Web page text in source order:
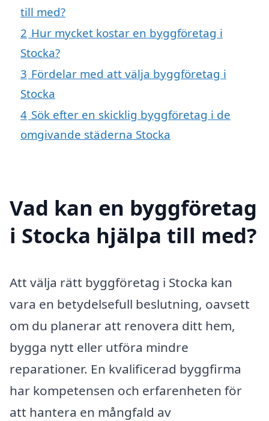
till med?
2 Hur mycket kostar en byggföretag i
Stocka?
3 Fördelar med att välja byggföretag i
Stocka
4 Sök efter en skicklig byggföretag i de
omgivande städerna Stocka
Vad kan en byggföretag
i Stocka hjälpa till med?
Att välja rätt byggföretag i Stocka kan
vara en betydelsefull beslutning, oavsett
om du planerar att renovera ditt hem,
bygga nytt eller utföra mindre
reparationer. En kvalificerad byggfirma
har kompetensen och erfarenheten för
att hantera en mångfald av